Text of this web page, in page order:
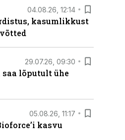
04.08.26, 12:14
kasumlikkust
29.07.26, 09:30
lõputult ühe
05.08.26, 11:17
kasvu